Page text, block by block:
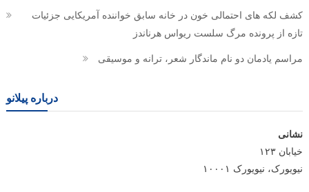
کشف لکه های احتمالی خون در خانه سابق خواننده آمریکایی جزئیات
تازه از پرونده مرگ سلست ریواس هرناندز
مراسم یادمان دو نام ماندگار شعر، ترانه و موسیقی
درباره پیلانو
نشانی
خیابان ۱۲۳
نیویورک، نیویورک ۱۰۰۰۱